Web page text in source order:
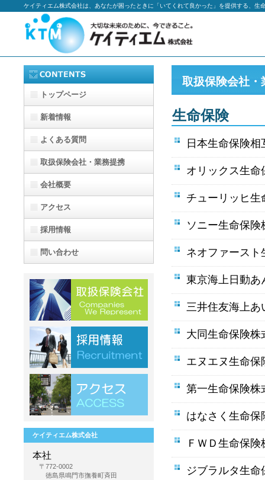
ケイティエム株式会社は、あなたが困ったときに「いてくれて良かった」を提供する、生
取扱保険会社
生命保険
日本生命保険
オリックス生
チューリッヒ
ソニー生命保
ネオファース
東京海上日動
三井住友海上
大同生命保険
エヌエヌ生命
第一生命保険
はなさく生命
ＦＷＤ生命保
ジブラルタ生
トップページ
新着情報
よくある質問
取扱保険会社・業務提携
会社概要
アクセス
採用情報
問い合わせ
ケイティエム株式会社
本社
〒772-0002
徳島県鳴門市撫養町斉田